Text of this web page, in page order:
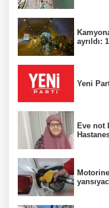
ayrıldı:
Yeni
Eve not